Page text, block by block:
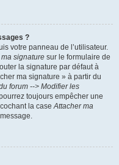
?
votre panneau de l’utilisateur.
signature sur le formulaire de
la signature par défaut à
ma signature » à partir du
forum --> Modifier les
toujours empêcher une
la caseAttacher ma